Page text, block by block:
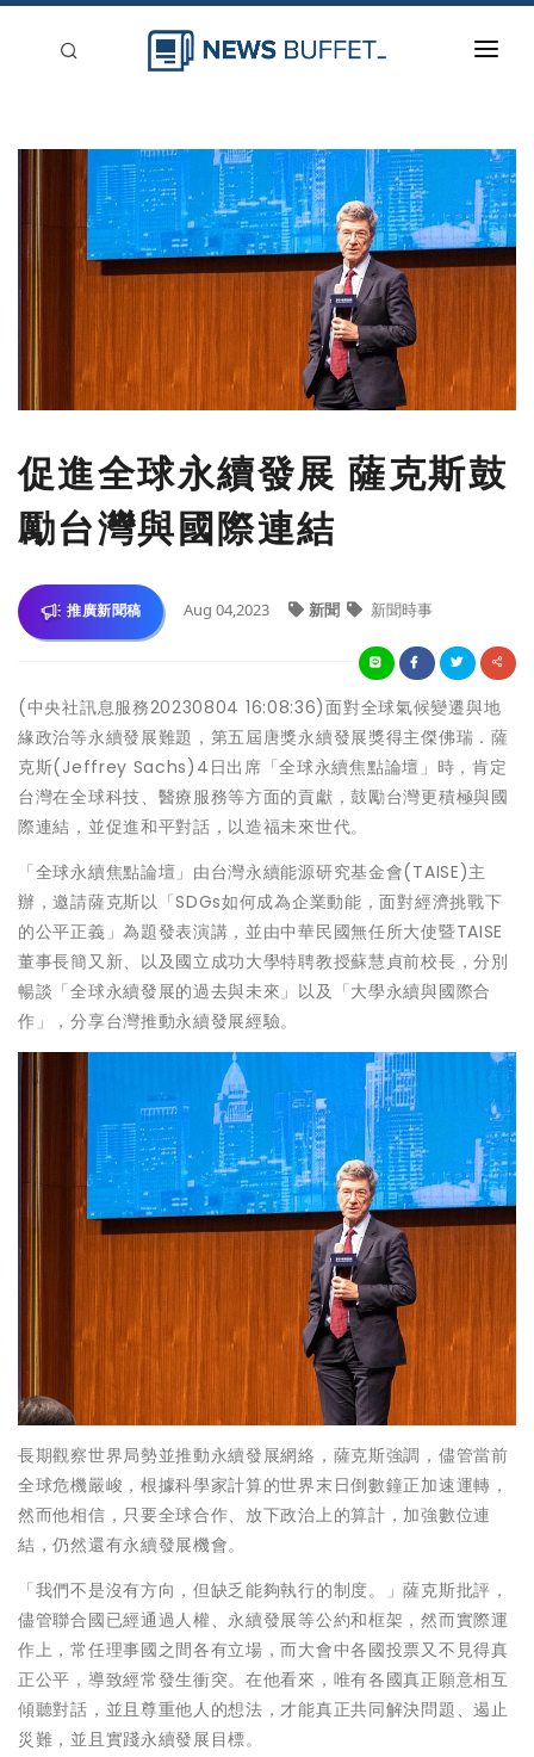
新聞稿分類
登入
刊登
促進全球永續發展 薩克斯鼓
勵台灣與國際連結
推廣新聞稿 Aug 04,2023 新聞 新聞時事
(中央社訊息服務20230804 16:08:36)面對全球氣候變遷與地
緣政治等永續發展難題，第五屆唐獎永續發展獎得主傑佛瑞．薩
克斯(Jeffrey Sachs)4日出席「全球永續焦點論壇」時，肯定
台灣在全球科技、醫療服務等方面的貢獻，鼓勵台灣更積極與國
際連結，並促進和平對話，以造福未來世代。
「全球永續焦點論壇」由台灣永續能源研究基金會(TAISE)主
辦，邀請薩克斯以「SDGs如何成為企業動能，面對經濟挑戰下
的公平正義」為題發表演講，並由中華民國無任所大使暨TAISE
董事長簡又新、以及國立成功大學特聘教授蘇慧貞前校長，分別
暢談「全球永續發展的過去與未來」以及「大學永續與國際合
作」，分享台灣推動永續發展經驗。
長期觀察世界局勢並推動永續發展網絡，薩克斯強調，儘管當前
全球危機嚴峻，根據科學家計算的世界末日倒數鐘正加速運轉，
然而他相信，只要全球合作、放下政治上的算計，加強數位連
結，仍然還有永續發展機會。
「我們不是沒有方向，但缺乏能夠執行的制度。」薩克斯批評，
儘管聯合國已經通過人權、永續發展等公約和框架，然而實際運
作上，常任理事國之間各有立場，而大會中各國投票又不見得真
正公平，導致經常發生衝突。在他看來，唯有各國真正願意相互
傾聽對話，並且尊重他人的想法，才能真正共同解決問題、遏止
災難，並且實踐永續發展目標。